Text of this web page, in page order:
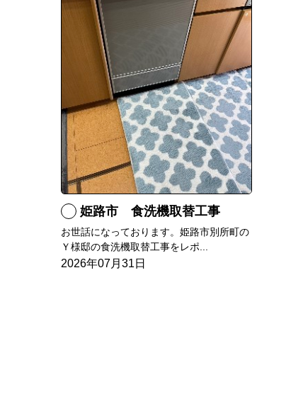
姫路市 食洗機取替工事
お世話になっております。姫路市別所町の
Ｙ様邸の食洗機取替工事をレポ...
2026年07月31日